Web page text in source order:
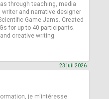
through teaching, media
and narrative designer
Game Jams. Created
for up to 40 participants.
creative writing.
23 juil 2026
je m'intéresse